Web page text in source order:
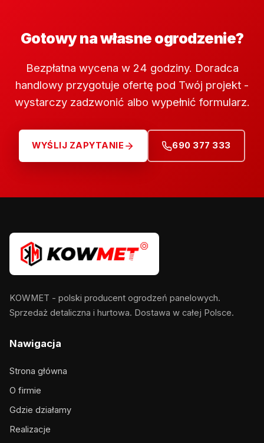
Gotowy na własne ogrodzenie?
Bezpłatna wycena w 24 godziny. Doradca
handlowy przygotuje ofertę pod Twój projekt -
wystarczy zadzwonić albo wypełnić formularz.
WYŚLIJ ZAPYTANIE 690 377 333
KOWMET - polski producent ogrodzeń panelowych.
Sprzedaż detaliczna i hurtowa. Dostawa w całej Polsce.
Nawigacja
Strona główna
O firmie
Gdzie działamy
Realizacje